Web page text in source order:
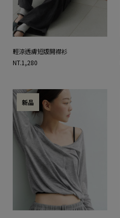
輕涼透膚短版開襟衫
NT.1,280
新品